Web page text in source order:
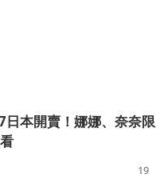
本開賣！娜娜、奈奈限
19